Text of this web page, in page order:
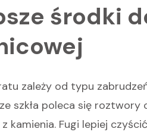
środki
zależy od typu
szkła poleca się
kamienia. Fugi lepiej